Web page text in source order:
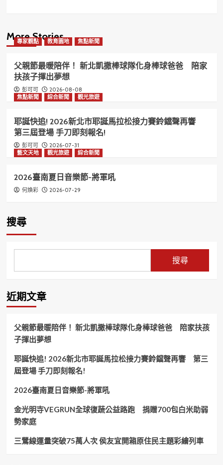
More Stories
專家觀點 教育園地 焦點新聞
父親節最暖陪伴！ 新北凱撒棒球隊化身棒球爸爸 陪家
扶孩子揮出夢想
彭可可
2026-08-08
焦點新聞
綜合新聞 觀光旅遊
耶誕快追! 2026新北市耶誕馬拉松接力賽鈴鐺聲再響
第三屆登場 手刀即刻報名!
彭可可
2026-07-31
藝文天地
觀光旅遊 綜合新聞
2026臺南夏日音樂節-將軍吼
何煥彩 2026-07-29
搜尋
搜尋
近期文章
父親節最暖陪伴！ 新北凱撒棒球隊化身棒球爸爸 陪家扶孩
子揮出夢想
耶誕快追! 2026新北市耶誕馬拉松接力賽鈴鐺聲再響 第三
屆登場 手刀即刻報名!
2026臺南夏日音樂節-將軍吼
金光明寺VEGRUN全球復蔬公益路跑 捐贈700包白米助弱
勢家庭
三鶯線運量突破75萬人次 侯友宜開箱原住民主題彩繪列車